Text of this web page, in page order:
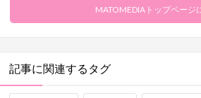
MATOMEDIAトップページ
記事に関連するタグ